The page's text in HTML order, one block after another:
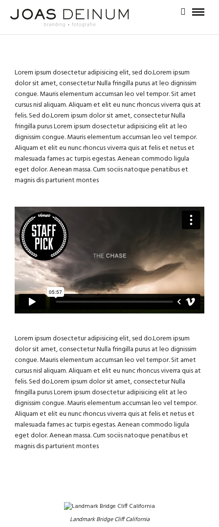
Lorem ipsum dosectetur adipisicing elit, sed do.Lorem ipsum
dolor sit amet, consectetur Nulla fringilla purus at leo dignissim
congue. Mauris elementum accumsan leo vel tempor. Sit amet
cursus nisl aliquam. Aliquam et elit eu nunc rhoncus viverra quis at
felis. Sed do.Lorem ipsum dolor sit amet, consectetur Nulla
fringilla purus Lorem ipsum dosectetur adipisicing elit at leo
dignissim congue. Mauris elementum accumsan leo vel tempor.
Aliquam et elit eu nunc rhoncus viverra quis at felis et netus et
malesuada fames ac turpis egestas. Aenean commodo ligula
eget dolor. Aenean massa. Cum sociis natoque penatibus et
magnis dis parturient montes
Lorem ipsum dosectetur adipisicing elit, sed do.Lorem ipsum
dolor sit amet, consectetur Nulla fringilla purus at leo dignissim
congue. Mauris elementum accumsan leo vel tempor. Sit amet
cursus nisl aliquam. Aliquam et elit eu nunc rhoncus viverra quis at
felis. Sed do.Lorem ipsum dolor sit amet, consectetur Nulla
fringilla purus Lorem ipsum dosectetur adipisicing elit at leo
dignissim congue. Mauris elementum accumsan leo vel tempor.
Aliquam et elit eu nunc rhoncus viverra quis at felis et netus et
malesuada fames ac turpis egestas. Aenean commodo ligula
eget dolor. Aenean massa. Cum sociis natoque penatibus et
magnis dis parturient montes
Landmark Bridge Cliff California